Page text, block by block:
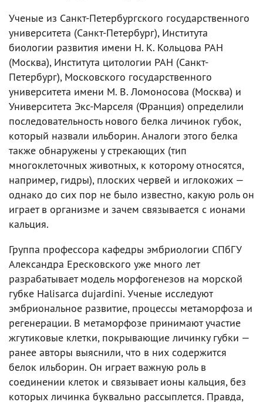
Ученые из Санкт-Петербургского государственного
университета (Санкт-Петербург), Института
биологии развития имени Н. К. Кольцова РАН
(Москва), Института цитологии РАН (Санкт-
Петербург), Московского государственного
университета имени М. В. Ломоносова (Москва) и
Университета Экс-Марселя (Франция) определили
последовательность нового белка личинок губок,
который назвали ильборин. Аналоги этого белка
также обнаружены у стрекающих (тип
многоклеточных животных, к которому относятся,
например, гидры), плоских червей и иглокожих —
однако до сих пор не было известно, какую роль он
играет в организме и зачем связывается с ионами
кальция.
Группа профессора кафедры эмбриологии СПбГУ
Александра Ересковского уже много лет
разрабатывает модель морфогенезов на морской
губке Halisarca dujardini. Ученые исследуют
эмбриональное развитие, процессы метаморфоза и
регенерации. В метаморфозе принимают участие
жгутиковые клетки, покрывающие личинку губки —
ранее авторы выяснили, что в них содержится
белок ильборин. Он играет важную роль в
соединении клеток и связывает ионы кальция, без
которых личинка буквально рассыплется. Правда,